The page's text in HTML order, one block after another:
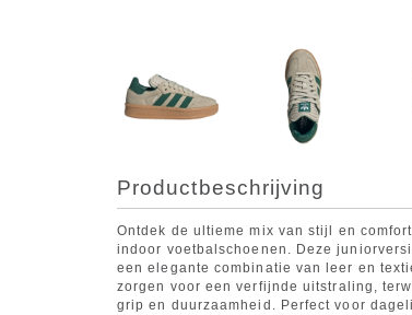
Productbeschrijving
Ontdek de ultieme mix van stijl en
indoor voetbalschoenen. Deze
een elegante combinatie van leer en
zorgen voor een verfijnde uitstraling,
grip en duurzaamheid. Perfect voor